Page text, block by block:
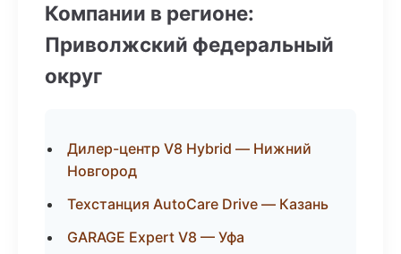
Компании в регионе:
Приволжский федеральный
округ
Дилер-центр V8 Hybrid — Нижний
Новгород
Техстанция AutoCare Drive — Казань
GARAGE Expert V8 — Уфа